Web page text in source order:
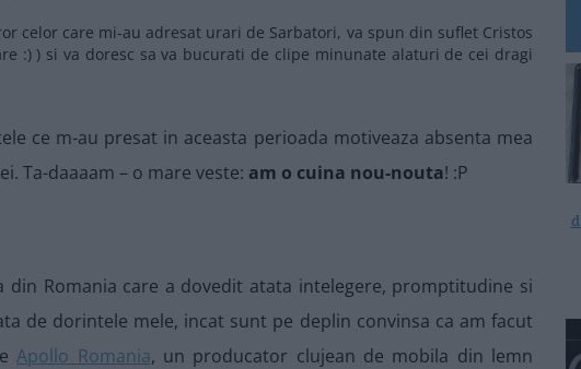
celor care mi-au adresat urari de Sarbatori, va spun din suflet Cristos
:) ) si va doresc sa va bucurati de clipe minunate alaturi de cei dragi
ce m-au presat in aceasta perioada motiveaza absenta mea
Ta-daaaam – o mare veste: am o cuina nou-nouta! :P
Romania care a dovedit atata intelegere, promptitudine si
de dorintele mele, incat sunt pe deplin convinsa ca am facut
Apollo Romania, un producator clujean de mobila din lemn